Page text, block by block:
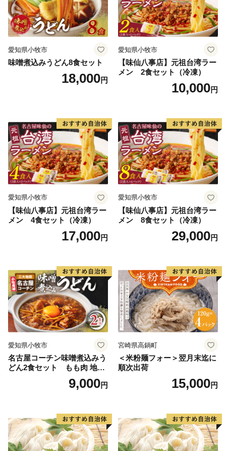
愛知県小牧市
味噌煮込みうどん8食セット
18,000円
愛知県小牧市
【味仙八事店】元祖台湾ラー
メン 2食セット（冷凍）
10,000円
愛知県小牧市
【味仙八事店】元祖台湾ラー
メン 4食セット（冷凍）
17,000円
愛知県小牧市
【味仙八事店】元祖台湾ラー
メン 8食セット（冷凍）
29,000円
愛知県小牧市
名古屋コーチン味噌煮込みう
どん2食セット もも肉 地鶏
9,000円
宮崎県高鍋町
＜米粉麺フォー＞翌月末迄に
順次出荷
15,000円